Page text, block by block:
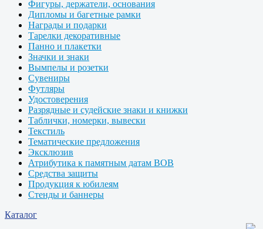
Фигуры, держатели, основания
Дипломы и багетные рамки
Награды и подарки
Тарелки декоративные
Панно и плакетки
Значки и знаки
Вымпелы и розетки
Сувениры
Футляры
Удостоверения
Разрядные и судейские знаки и книжки
Таблички, номерки, вывески
Текстиль
Тематические предложения
Эксклюзив
Атрибутика к памятным датам ВОВ
Средства защиты
Продукция к юбилеям
Стенды и баннеры
Каталог